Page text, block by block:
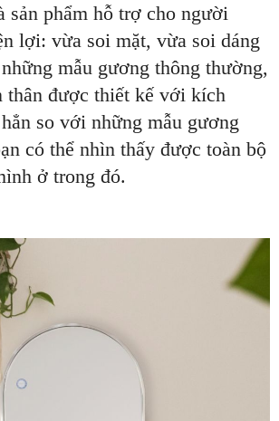
sản phẩm hỗ trợ cho người
lợi: vừa soi mặt, vừa soi dáng
mẫu gương thông thường,
thân được thiết kế với kích
so với những mẫu gương
có thể nhìn thấy được toàn bộ
ở trong đó.